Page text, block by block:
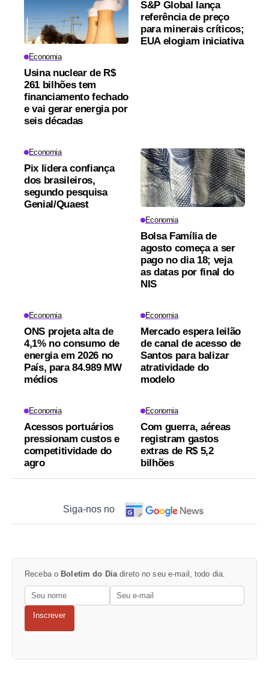
Economia
Usina nuclear de R$
261 bilhões tem
financiamento fechado
e vai gerar energia por
seis décadas
S&P Global lança
referência de preço
para minerais críticos;
EUA elogiam iniciativa
Economia
Pix lidera confiança
dos brasileiros,
segundo pesquisa
Genial/Quaest
Economia
Bolsa Família de
agosto começa a ser
pago no dia 18; veja
as datas por final do
NIS
Economia
ONS projeta alta de
4,1% no consumo de
energia em 2026 no
País, para 84.989 MW
médios
Economia
Mercado espera leilão
de canal de acesso de
Santos para balizar
atratividade do
modelo
Economia
Acessos portuários
pressionam custos e
competitividade do
agro
Economia
Com guerra, aéreas
registram gastos
extras de R$ 5,2
bilhões
Siga-nos no
Receba o Boletim do Diadireto no seu e-mail, todo dia.
Inscrever